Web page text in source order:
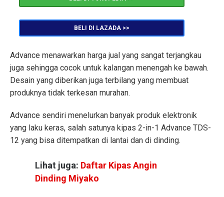
BELI DI LAZADA >>
Advance menawarkan harga jual yang sangat terjangkau
juga sehingga cocok untuk kalangan menengah ke bawah.
Desain yang diberikan juga terbilang yang membuat
produknya tidak terkesan murahan.
Advance sendiri menelurkan banyak produk elektronik
yang laku keras, salah satunya kipas 2-in-1 Advance TDS-
12 yang bisa ditempatkan di lantai dan di dinding.
Lihat juga: Daftar Kipas Angin
Dinding Miyako